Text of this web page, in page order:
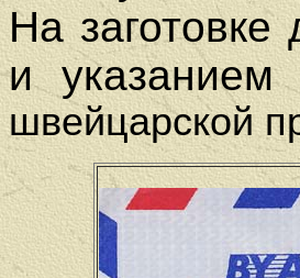
На заготовке
и
швейцарской